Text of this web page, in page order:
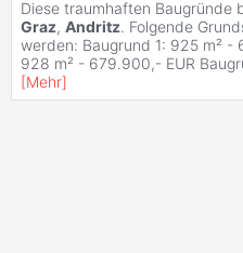
Diese traumhaften Baugründe
Graz, Andritz. Folgende
werden: Baugrund 1: 925 m² -
928 m² - 679.900,- EUR
[Mehr]